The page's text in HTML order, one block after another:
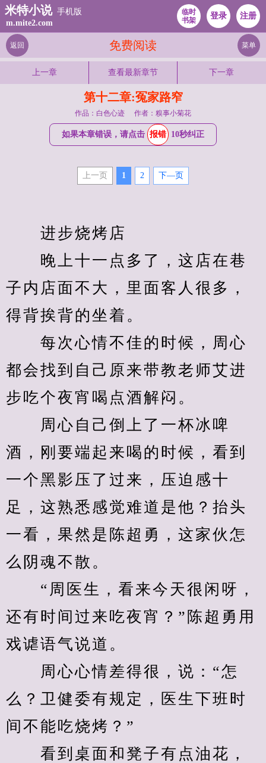
米特小说 手机版
m.mite2.com
临时
书架
登录 注册
免费阅读
返回 菜单
上一章 查看最新章节 下一章
第十二章:冤家路窄
作品：白色心迹 作者：糗事小菊花
如果本章错误，请点击 报错 10秒纠正
上一页 1 2 下—页
进步烧烤店
晚上十一点多了，这店在巷
子内店面不大，里面客人很多，
得背挨背的坐着。
每次心情不佳的时候，周心
都会找到自己原来带教老师艾进
步吃个夜宵喝点酒解闷。
周心自己倒上了一杯冰啤
酒，刚要端起来喝的时候，看到
一个黑影压了过来，压迫感十
足，这熟悉感觉难道是他？抬头
一看，果然是陈超勇，这家伙怎
么阴魂不散。
“周医生，看来今天很闲呀，
还有时间过来吃夜宵？”陈超勇用
戏谑语气说道。
周心心情差得很，说：“怎
么？卫健委有规定，医生下班时
间不能吃烧烤？”
看到桌面和凳子有点油花，